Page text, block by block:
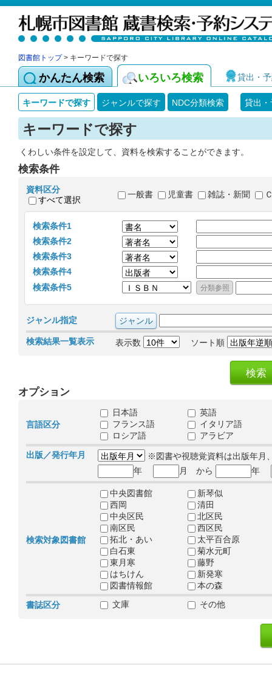
図書館トップ> キーワードで探す
かんたん検索 いろいろ検索 貸出・
キーワードで探す ジャンルで探す NDC分類検索 貸出
キーワードで探す
くわしい条件を設定して、資料を検索することができます。
検索条件
資料区分
すべて選択
一般書 児童書 雑誌・新聞
検索条件1
検索条件2
検索条件3
検索条件4
検索条件5
ジャンル指定
検索結果一覧表示 表示数 ソート順
オプション
言語区分
日本語
英語
フランス語
イタリア語
ロシア語
アラビア
出版／発行年月
※図書や視聴覚資料は出版年月
年
月 から 年
検索対象図書館
中央図書館
新琴似
西岡
清田
中央区民
北区民
南区民
西区民
拓北・あい
太平百合原
白石東
菊水元町
東月寒
藤野
はちけん
新発寒
図書情報館
本の森
書誌区分
文庫 その他